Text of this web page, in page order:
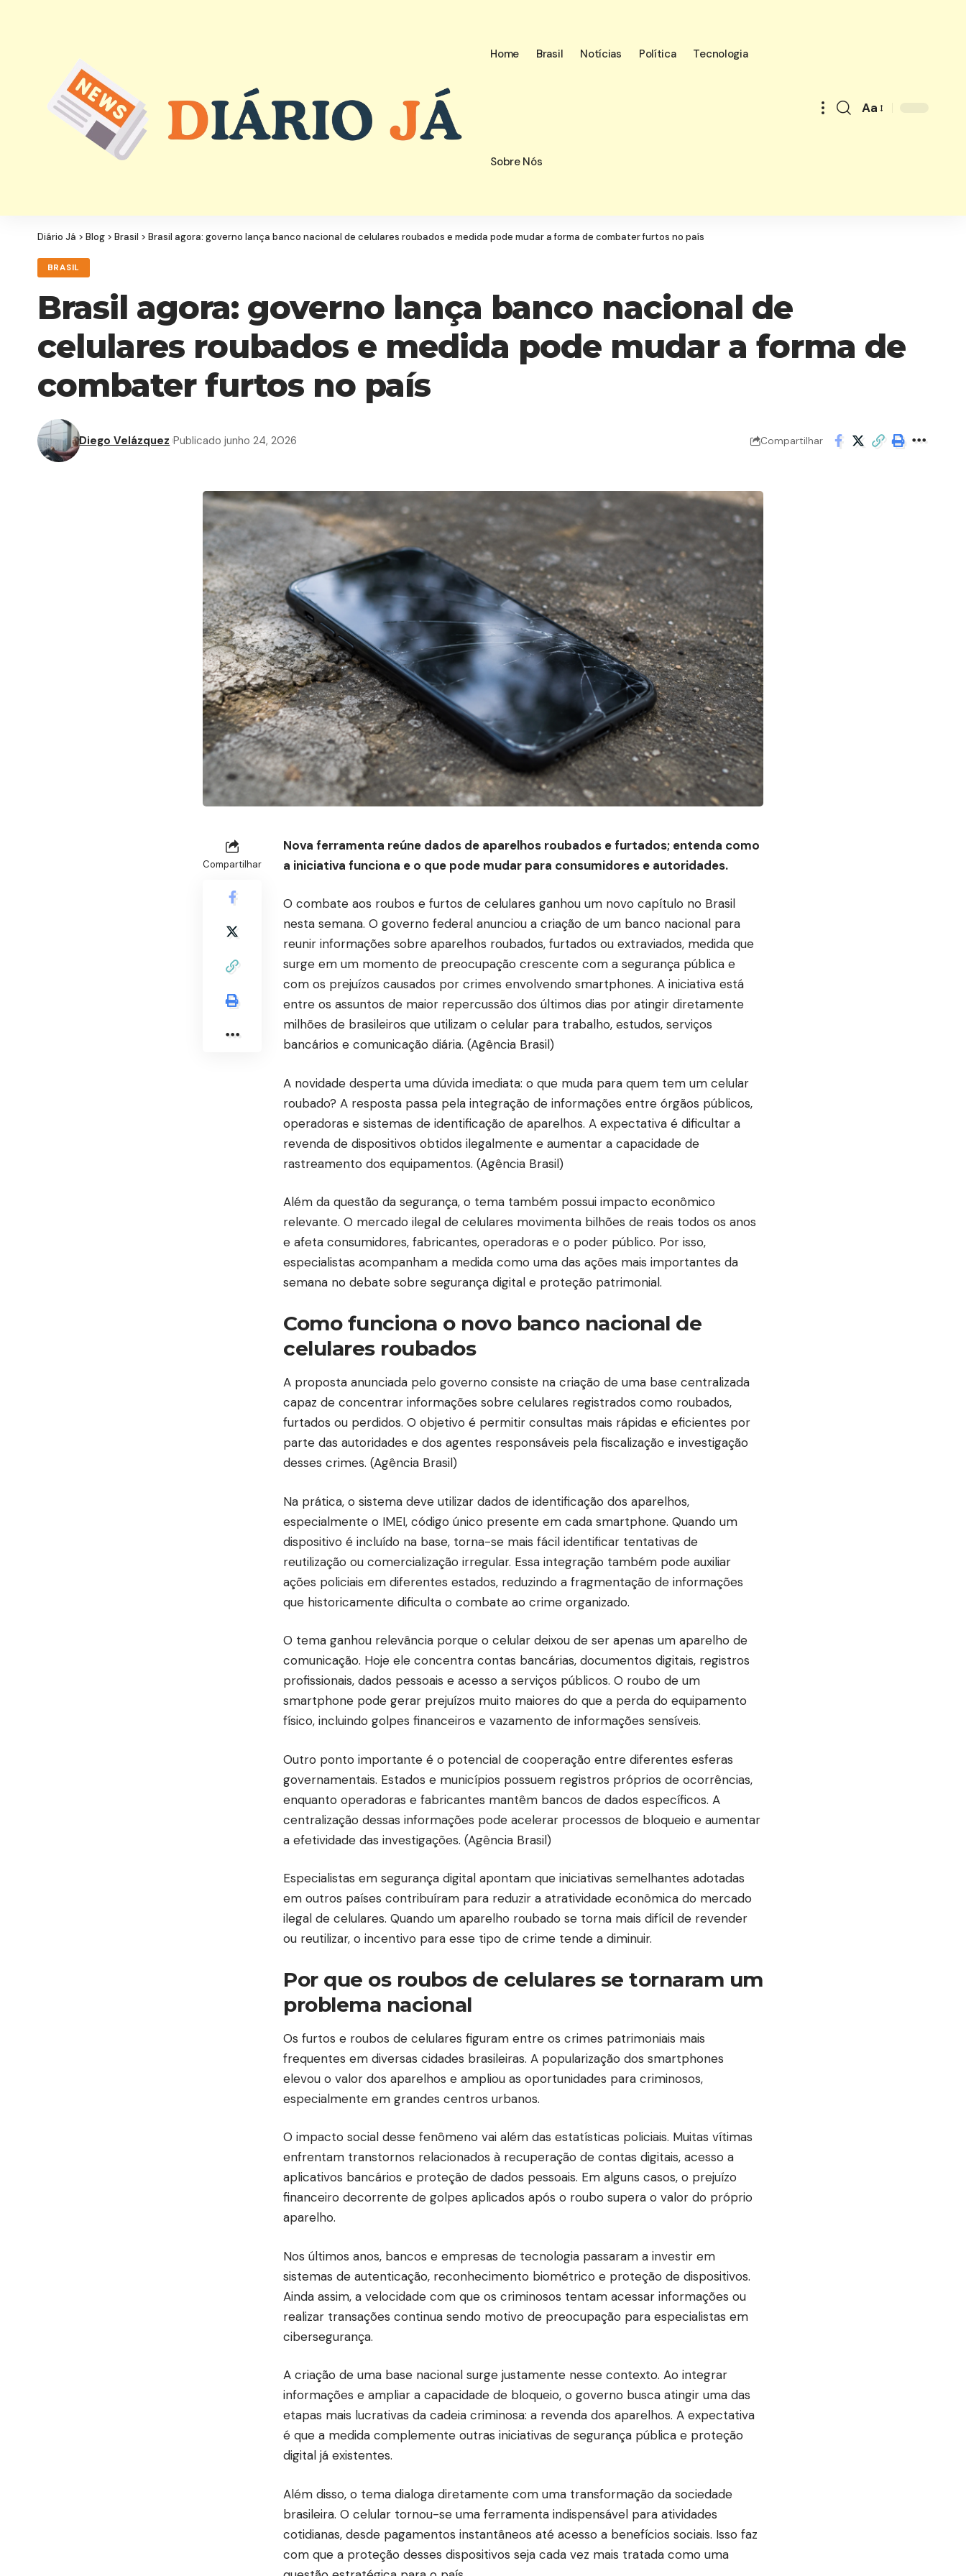
Home Brasil Notícias Política Tecnologia
Sobre Nós
Font
Aa
Diário Já > Blog > Brasil > Brasil agora: governo lança banco nacional de celulares roubados e medida pode mudar a forma de combater furtos no país
BRASIL
Brasil agora: governo lança banco nacional de
celulares roubados e medida pode mudar a forma de
combater furtos no país
Diego Velázquez Publicado junho 24, 2026 Compartilhar
Compartilhar
Nova ferramenta reúne dados de aparelhos roubados e furtados; entenda como
a iniciativa funciona e o que pode mudar para consumidores e autoridades.
O combate aos roubos e furtos de celulares ganhou um novo capítulo no Brasil
nesta semana. O governo federal anunciou a criação de um banco nacional para
reunir informações sobre aparelhos roubados, furtados ou extraviados, medida que
surge em um momento de preocupação crescente com a segurança pública e
com os prejuízos causados por crimes envolvendo smartphones. A iniciativa está
entre os assuntos de maior repercussão dos últimos dias por atingir diretamente
milhões de brasileiros que utilizam o celular para trabalho, estudos, serviços
bancários e comunicação diária. (Agência Brasil)
A novidade desperta uma dúvida imediata: o que muda para quem tem um celular
roubado? A resposta passa pela integração de informações entre órgãos públicos,
operadoras e sistemas de identificação de aparelhos. A expectativa é dificultar a
revenda de dispositivos obtidos ilegalmente e aumentar a capacidade de
rastreamento dos equipamentos. (Agência Brasil)
Além da questão da segurança, o tema também possui impacto econômico
relevante. O mercado ilegal de celulares movimenta bilhões de reais todos os anos
e afeta consumidores, fabricantes, operadoras e o poder público. Por isso,
especialistas acompanham a medida como uma das ações mais importantes da
semana no debate sobre segurança digital e proteção patrimonial.
Como funciona o novo banco nacional de
celulares roubados
A proposta anunciada pelo governo consiste na criação de uma base centralizada
capaz de concentrar informações sobre celulares registrados como roubados,
furtados ou perdidos. O objetivo é permitir consultas mais rápidas e eficientes por
parte das autoridades e dos agentes responsáveis pela fiscalização e investigação
desses crimes. (Agência Brasil)
Na prática, o sistema deve utilizar dados de identificação dos aparelhos,
especialmente o IMEI, código único presente em cada smartphone. Quando um
dispositivo é incluído na base, torna-se mais fácil identificar tentativas de
reutilização ou comercialização irregular. Essa integração também pode auxiliar
ações policiais em diferentes estados, reduzindo a fragmentação de informações
que historicamente dificulta o combate ao crime organizado.
O tema ganhou relevância porque o celular deixou de ser apenas um aparelho de
comunicação. Hoje ele concentra contas bancárias, documentos digitais, registros
profissionais, dados pessoais e acesso a serviços públicos. O roubo de um
smartphone pode gerar prejuízos muito maiores do que a perda do equipamento
físico, incluindo golpes financeiros e vazamento de informações sensíveis.
Outro ponto importante é o potencial de cooperação entre diferentes esferas
governamentais. Estados e municípios possuem registros próprios de ocorrências,
enquanto operadoras e fabricantes mantêm bancos de dados específicos. A
centralização dessas informações pode acelerar processos de bloqueio e aumentar
a efetividade das investigações. (Agência Brasil)
Especialistas em segurança digital apontam que iniciativas semelhantes adotadas
em outros países contribuíram para reduzir a atratividade econômica do mercado
ilegal de celulares. Quando um aparelho roubado se torna mais difícil de revender
ou reutilizar, o incentivo para esse tipo de crime tende a diminuir.
Por que os roubos de celulares se tornaram um
problema nacional
Os furtos e roubos de celulares figuram entre os crimes patrimoniais mais
frequentes em diversas cidades brasileiras. A popularização dos smartphones
elevou o valor dos aparelhos e ampliou as oportunidades para criminosos,
especialmente em grandes centros urbanos.
O impacto social desse fenômeno vai além das estatísticas policiais. Muitas vítimas
enfrentam transtornos relacionados à recuperação de contas digitais, acesso a
aplicativos bancários e proteção de dados pessoais. Em alguns casos, o prejuízo
financeiro decorrente de golpes aplicados após o roubo supera o valor do próprio
aparelho.
Nos últimos anos, bancos e empresas de tecnologia passaram a investir em
sistemas de autenticação, reconhecimento biométrico e proteção de dispositivos.
Ainda assim, a velocidade com que os criminosos tentam acessar informações ou
realizar transações continua sendo motivo de preocupação para especialistas em
cibersegurança.
A criação de uma base nacional surge justamente nesse contexto. Ao integrar
informações e ampliar a capacidade de bloqueio, o governo busca atingir uma das
etapas mais lucrativas da cadeia criminosa: a revenda dos aparelhos. A expectativa
é que a medida complemente outras iniciativas de segurança pública e proteção
digital já existentes.
Além disso, o tema dialoga diretamente com uma transformação da sociedade
brasileira. O celular tornou-se uma ferramenta indispensável para atividades
cotidianas, desde pagamentos instantâneos até acesso a benefícios sociais. Isso faz
com que a proteção desses dispositivos seja cada vez mais tratada como uma